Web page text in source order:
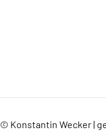
© Konstantin Wecker |